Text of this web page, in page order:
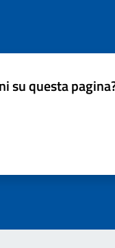
su questa